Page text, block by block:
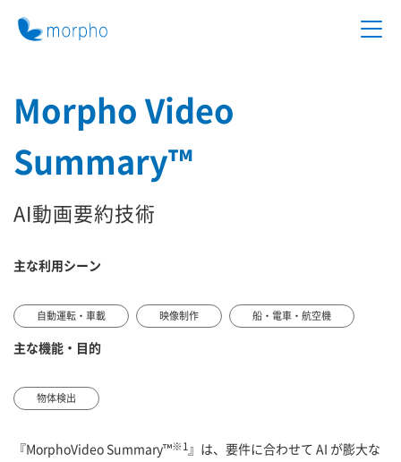
Morpho Video
Summary™
AI動画要約技術
主な利用シーン
自動運転・車載 映像制作 船・電車・航空機
主な機能・目的
物体検出
『MorphoVideo Summary™※1』は、要件に合わせて AI が膨大な